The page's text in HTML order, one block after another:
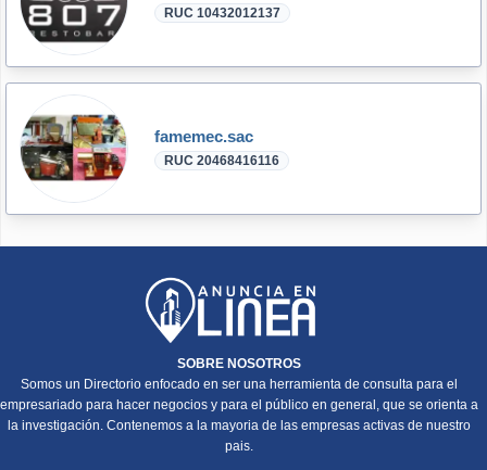
RUC 10432012137
famemec.sac
RUC 20468416116
SOBRE NOSOTROS
Somos un Directorio enfocado en ser una herramienta de consulta para el
empresariado para hacer negocios y para el público en general, que se orienta a
la investigación. Contenemos a la mayoria de las empresas activas de nuestro
pais.